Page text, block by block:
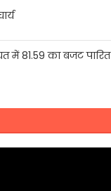
में 81.59 का बजट पारित